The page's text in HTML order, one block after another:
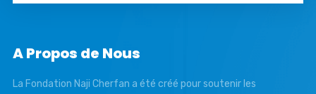
A Propos de Nous
La Fondation Naji Cherfan a été créé pour soutenir les